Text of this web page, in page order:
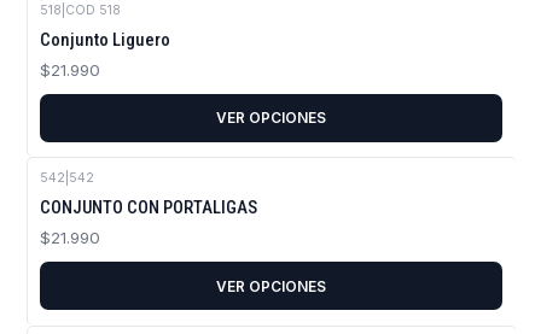
518 COD 518
Conjunto Liguero
$21.990
VER OPCIONES
542 542
CONJUNTO CON PORTALIGAS
$21.990
VER OPCIONES